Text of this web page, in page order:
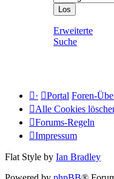
Erweiterte
Suche
· Portal Foren-
Alle Cookies
Forums-Regeln
Impressum
Flat Style by Ian Bradley